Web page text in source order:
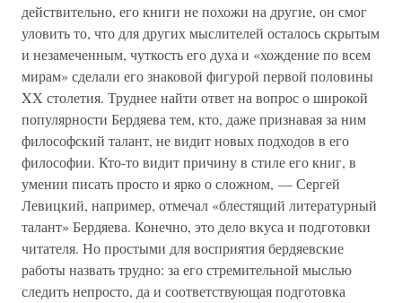
действительно, его книги не похожи на другие, он смог
уловить то, что для других мыслителей осталось скрытым
и незамеченным, чуткость его духа и «хождение по всем
мирам» сделали его знаковой фигурой первой половины
XX столетия. Труднее найти ответ на вопрос о широкой
популярности Бердяева тем, кто, даже признавая за ним
философский талант, не видит новых подходов в его
философии. Кто-то видит причину в стиле его книг, в
умении писать просто и ярко о сложном, — Сергей
Левицкий, например, отмечал «блестящий литературный
талант» Бердяева. Конечно, это дело вкуса и подготовки
читателя. Но простыми для восприятия бердяевские
работы назвать трудно: за его стремительной мыслью
следить непросто, да и соответствующая подготовка